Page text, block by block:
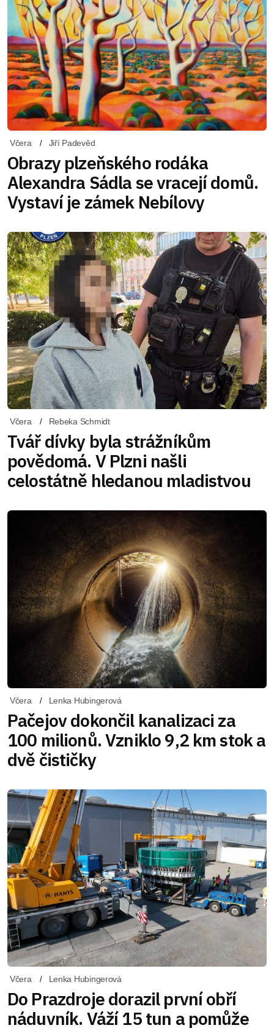
Včera Jiří Padevěd
Obrazy plzeňského rodáka
Alexandra Sádla se vracejí domů.
Vystaví je zámek Nebílovy
Včera Rebeka Schmidt
Tvář dívky byla strážníkům
povědomá. V Plzni našli
celostátně hledanou mladistvou
Včera Lenka Hubingerová
Pačejov dokončil kanalizaci za
100 milionů. Vzniklo 9,2 km stok a
dvě čističky
Včera Lenka Hubingerová
Do Prazdroje dorazil první obří
náduvník. Váží 15 tun a pomůže